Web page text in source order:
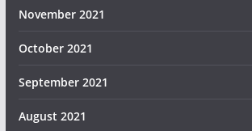
November 2021
October 2021
September 2021
August 2021